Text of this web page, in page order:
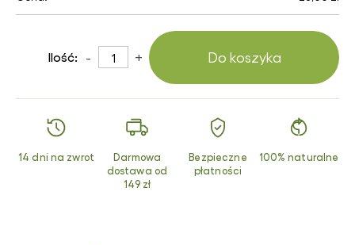
Ilość: - + Do koszyka
14 dni na zwrot
Darmowa
dostawa od
149 zł
Bezpieczne
płatności
100% naturalne